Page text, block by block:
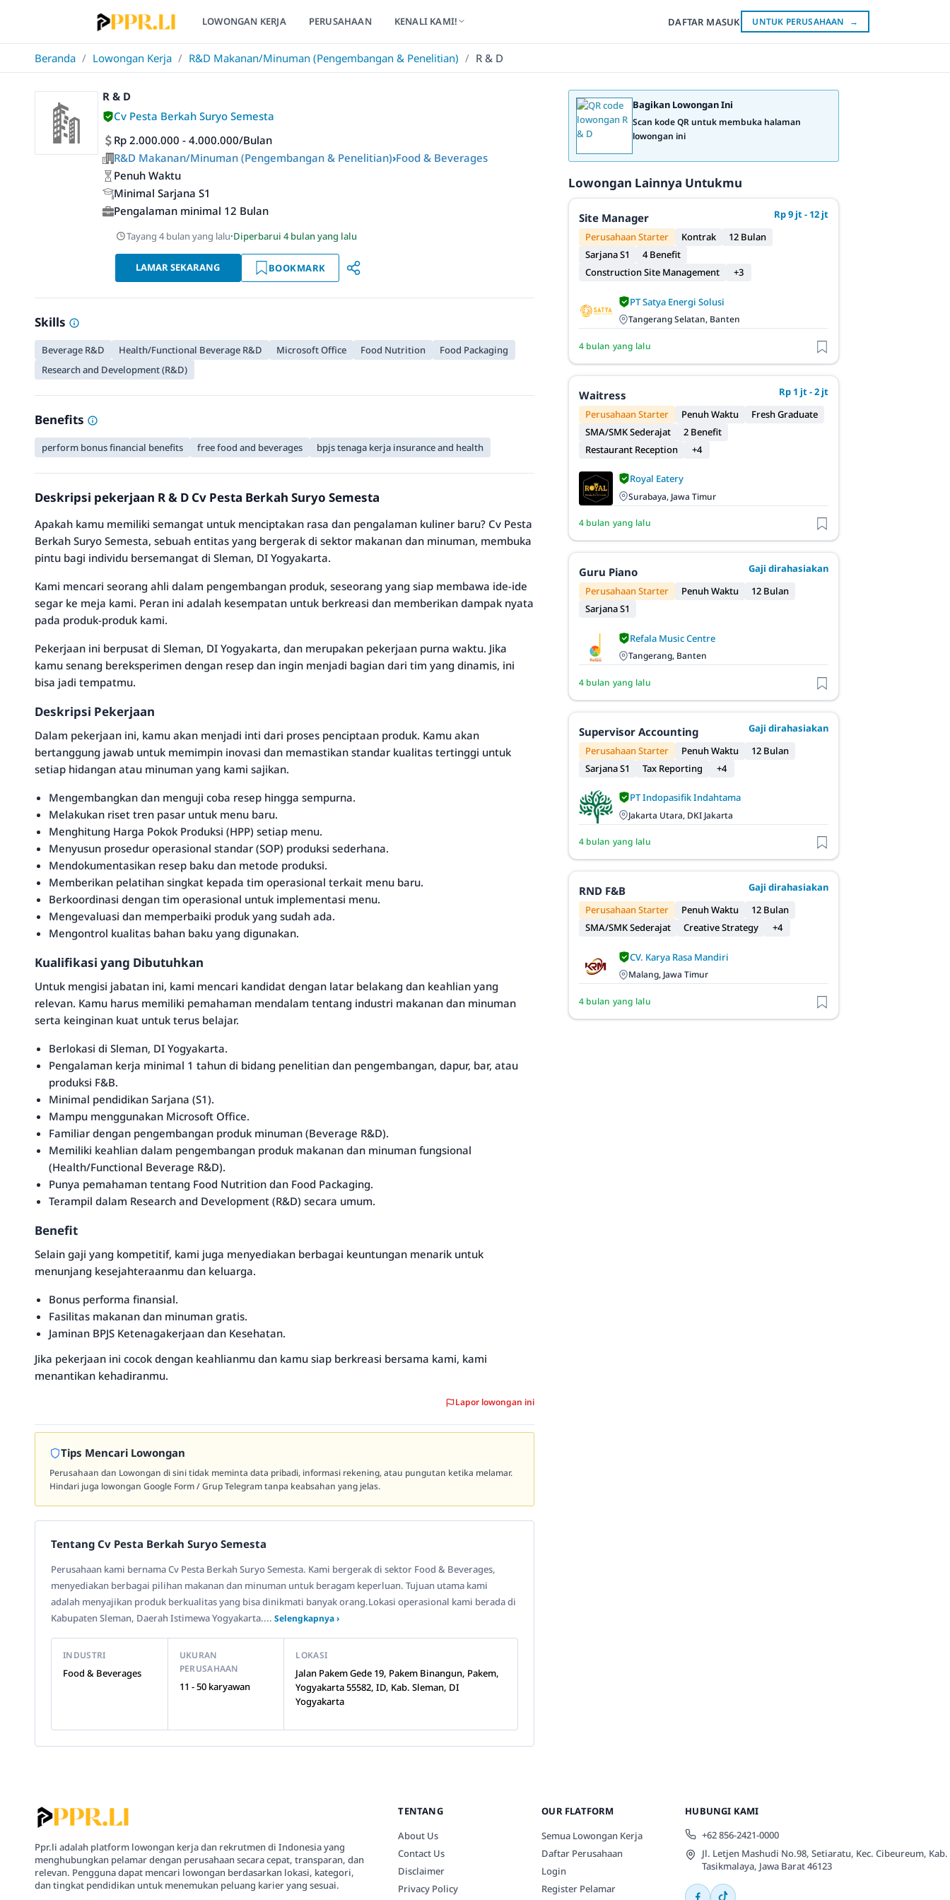
LOWONGAN KERJA PERUSAHAAN KENALI KAMI! DAFTAR MASUK UNTUK PERUSAHAAN →
Beranda / Lowongan Kerja / R&D Makanan/Minuman (Pengembangan & Penelitian) / R & D
R & D
Cv Pesta Berkah Suryo Semesta
Rp 2.000.000 - 4.000.000/Bulan
R&D Makanan/Minuman (Pengembangan & Penelitian)›Food & Beverages
Penuh Waktu
Minimal Sarjana S1
Pengalaman minimal 12 Bulan
Tayang 4 bulan yang lalu·Diperbarui 4 bulan yang lalu
LAMAR SEKARANG BOOKMARK
Skills
Beverage R&D Health/Functional Beverage R&D Microsoft Office Food Nutrition
Food Packaging
Research and Development (R&D)
Benefits
perform bonus financial benefits free food and beverages bpjs tenaga kerja insurance and health
Deskripsi pekerjaan R & D Cv Pesta Berkah Suryo Semesta
Apakah kamu memiliki semangat untuk menciptakan rasa dan pengalaman kuliner baru? Cv Pesta
Berkah Suryo Semesta, sebuah entitas yang bergerak di sektor makanan dan minuman, membuka
pintu bagi individu bersemangat di Sleman, DI Yogyakarta.
Kami mencari seorang ahli dalam pengembangan produk, seseorang yang siap membawa ide-ide
segar ke meja kami. Peran ini adalah kesempatan untuk berkreasi dan memberikan dampak nyata
pada produk-produk kami.
Pekerjaan ini berpusat di Sleman, DI Yogyakarta, dan merupakan pekerjaan purna waktu. Jika
kamu senang bereksperimen dengan resep dan ingin menjadi bagian dari tim yang dinamis, ini
bisa jadi tempatmu.
Deskripsi Pekerjaan
Dalam pekerjaan ini, kamu akan menjadi inti dari proses penciptaan produk. Kamu akan
bertanggung jawab untuk memimpin inovasi dan memastikan standar kualitas tertinggi untuk
setiap hidangan atau minuman yang kami sajikan.
Mengembangkan dan menguji coba resep hingga sempurna.
Melakukan riset tren pasar untuk menu baru.
Menghitung Harga Pokok Produksi (HPP) setiap menu.
Menyusun prosedur operasional standar (SOP) produksi sederhana.
Mendokumentasikan resep baku dan metode produksi.
Memberikan pelatihan singkat kepada tim operasional terkait menu baru.
Berkoordinasi dengan tim operasional untuk implementasi menu.
Mengevaluasi dan memperbaiki produk yang sudah ada.
Mengontrol kualitas bahan baku yang digunakan.
Kualifikasi yang Dibutuhkan
Untuk mengisi jabatan ini, kami mencari kandidat dengan latar belakang dan keahlian yang
relevan. Kamu harus memiliki pemahaman mendalam tentang industri makanan dan minuman
serta keinginan kuat untuk terus belajar.
Berlokasi di Sleman, DI Yogyakarta.
Pengalaman kerja minimal 1 tahun di bidang penelitian dan pengembangan, dapur, bar, atau
produksi F&B.
Minimal pendidikan Sarjana (S1).
Mampu menggunakan Microsoft Office.
Familiar dengan pengembangan produk minuman (Beverage R&D).
Memiliki keahlian dalam pengembangan produk makanan dan minuman fungsional
(Health/Functional Beverage R&D).
Punya pemahaman tentang Food Nutrition dan Food Packaging.
Terampil dalam Research and Development (R&D) secara umum.
Benefit
Selain gaji yang kompetitif, kami juga menyediakan berbagai keuntungan menarik untuk
menunjang kesejahteraanmu dan keluarga.
Bonus performa finansial.
Fasilitas makanan dan minuman gratis.
Jaminan BPJS Ketenagakerjaan dan Kesehatan.
Jika pekerjaan ini cocok dengan keahlianmu dan kamu siap berkreasi bersama kami, kami
menantikan kehadiranmu.
Lapor lowongan ini
Tips Mencari Lowongan
Perusahaan dan Lowongan di sini tidak meminta data pribadi, informasi rekening, atau pungutan ketika melamar.
Hindari juga lowongan Google Form / Grup Telegram tanpa keabsahan yang jelas.
Tentang Cv Pesta Berkah Suryo Semesta
Perusahaan kami bernama Cv Pesta Berkah Suryo Semesta. Kami bergerak di sektor Food & Beverages,
menyediakan berbagai pilihan makanan dan minuman untuk beragam keperluan. Tujuan utama kami
adalah menyajikan produk berkualitas yang bisa dinikmati banyak orang.Lokasi operasional kami berada di
Kabupaten Sleman, Daerah Istimewa Yogyakarta.... Selengkapnya ›
INDUSTRI
Food & Beverages
UKURAN
PERUSAHAAN
11 - 50 karyawan
LOKASI
Jalan Pakem Gede 19, Pakem Binangun, Pakem,
Yogyakarta 55582, ID, Kab. Sleman, DI
Yogyakarta
Bagikan Lowongan Ini
Scan kode QR untuk membuka halaman
lowongan ini
Lowongan Lainnya Untukmu
Site Manager
Rp 9 jt - 12 jt
Perusahaan Starter
Kontrak
12 Bulan
Sarjana S1
4 Benefit
Construction Site Management
+3
PT Satya Energi Solusi
Tangerang Selatan, Banten
4 bulan yang lalu
Waitress
Rp 1 jt - 2 jt
Perusahaan Starter
Penuh Waktu
Fresh Graduate
SMA/SMK Sederajat
2 Benefit
Restaurant Reception
+4
Royal Eatery
Surabaya, Jawa Timur
4 bulan yang lalu
Guru Piano
Gaji dirahasiakan
Perusahaan Starter
Penuh Waktu
12 Bulan
Sarjana S1
Refala Music Centre
Tangerang, Banten
4 bulan yang lalu
Supervisor Accounting
Gaji dirahasiakan
Perusahaan Starter
Penuh Waktu
12 Bulan
Sarjana S1
Tax Reporting +4
PT Indopasifik Indahtama
Jakarta Utara, DKI Jakarta
4 bulan yang lalu
RND F&B
Gaji dirahasiakan
Perusahaan Starter
Penuh Waktu
12 Bulan
SMA/SMK Sederajat
Creative Strategy +4
CV. Karya Rasa Mandiri
Malang, Jawa Timur
4 bulan yang lalu
Ppr.li adalah platform lowongan kerja dan rekrutmen di Indonesia yang
menghubungkan pelamar dengan perusahaan secara cepat, transparan, dan
relevan. Pengguna dapat mencari lowongan berdasarkan lokasi, kategori,
dan tingkat pendidikan untuk menemukan peluang karier yang sesuai.
TENTANG
About Us
Contact Us
Disclaimer
Privacy Policy
OUR FLATFORM
Semua Lowongan Kerja
Daftar Perusahaan
Login
Register Pelamar
HUBUNGI KAMI
+62 856-2421-0000
Jl. Letjen Mashudi No.98, Setiaratu, Kec. Cibeureum, Kab.
Tasikmalaya, Jawa Barat 46123